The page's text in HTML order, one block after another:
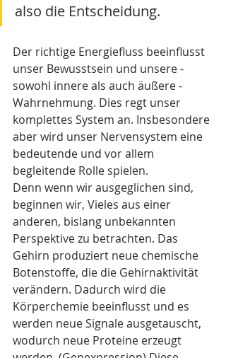
also die Entscheidung.
Der richtige Energiefluss beeinflusst
unser Bewusstsein und unsere -
sowohl innere als auch äußere -
Wahrnehmung. Dies regt unser
komplettes System an. Insbesondere
aber wird unser Nervensystem eine
bedeutende und vor allem
begleitende Rolle spielen.
Denn wenn wir ausgeglichen sind,
beginnen wir, Vieles aus einer
anderen, bislang unbekannten
Perspektive zu betrachten. Das
Gehirn produziert neue chemische
Botenstoffe, die die Gehirnaktivität
verändern. Dadurch wird die
Körperchemie beeinflusst und es
werden neue Signale ausgetauscht,
wodurch neue Proteine erzeugt